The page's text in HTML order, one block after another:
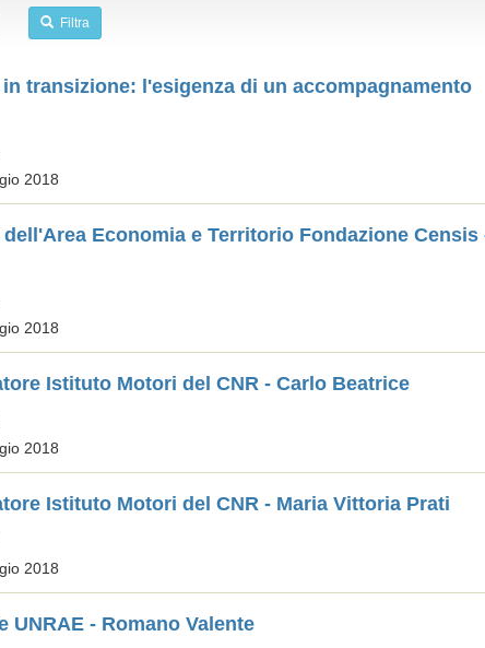
Filtra
transizione: l'esigenza di un accompagnamento
2018
Economia e Territorio Fondazione Censis
2018
Istituto Motori del CNR - Carlo Beatrice
2018
Istituto Motori del CNR - Maria Vittoria Prati
2018
UNRAE - Romano Valente